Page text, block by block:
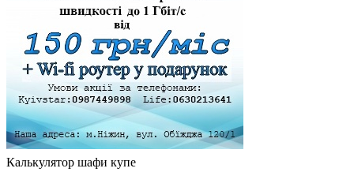
Калькулятор шафи купе